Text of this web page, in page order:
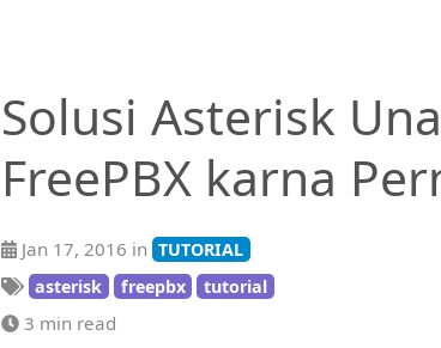
Solusi Asterisk
FreePBX karna
Jan 17, 2016 in TUTORIAL
asterisk
freepbx tutorial
3 min read